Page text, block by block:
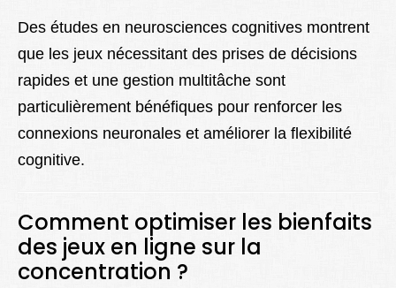
Des études en neurosciences cognitives montrent
que les jeux nécessitant des prises de décisions
rapides et une gestion multitâche sont
particulièrement bénéfiques pour renforcer les
connexions neuronales et améliorer la flexibilité
cognitive.
Comment optimiser les bienfaits
des jeux en ligne sur la
concentration ?